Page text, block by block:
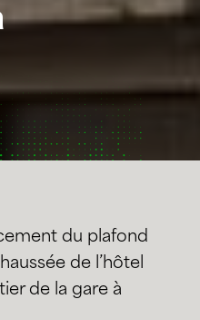
du plafond
de l’hôtel
de la gare à